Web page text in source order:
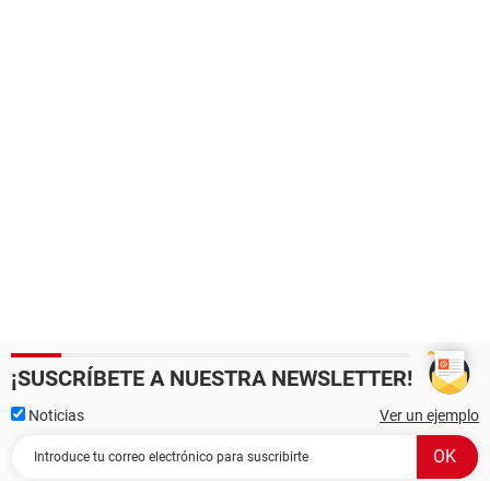
¡SUSCRÍBETE A NUESTRA NEWSLETTER!
Noticias Ver un ejemplo